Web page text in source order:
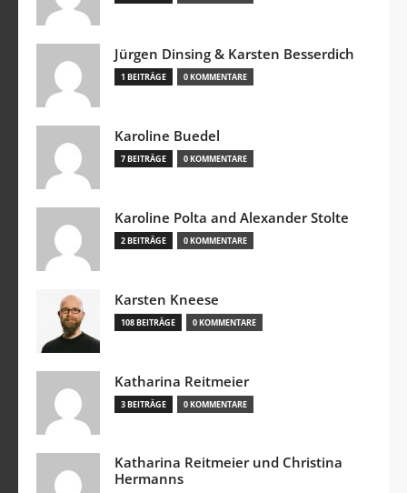
Jürgen Dinsing & Karsten Besserdich
1 BEITRÄGE 0 KOMMENTARE
Karoline Buedel
7 BEITRÄGE 0 KOMMENTARE
Karoline Polta and Alexander Stolte
2 BEITRÄGE 0 KOMMENTARE
Karsten Kneese
108 BEITRÄGE 0 KOMMENTARE
Katharina Reitmeier
3 BEITRÄGE 0 KOMMENTARE
Katharina Reitmeier und Christina
Hermanns